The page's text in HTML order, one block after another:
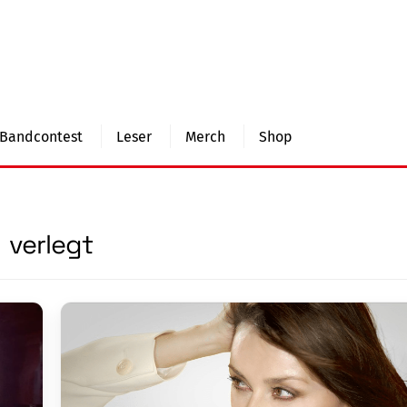
Bandcontest Leser Merch Shop
verlegt